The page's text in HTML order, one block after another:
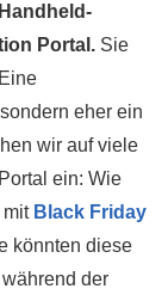
Portal. Sie
eher ein
wir auf viele
ein: Wie
mit Black Friday
könnten diese
der